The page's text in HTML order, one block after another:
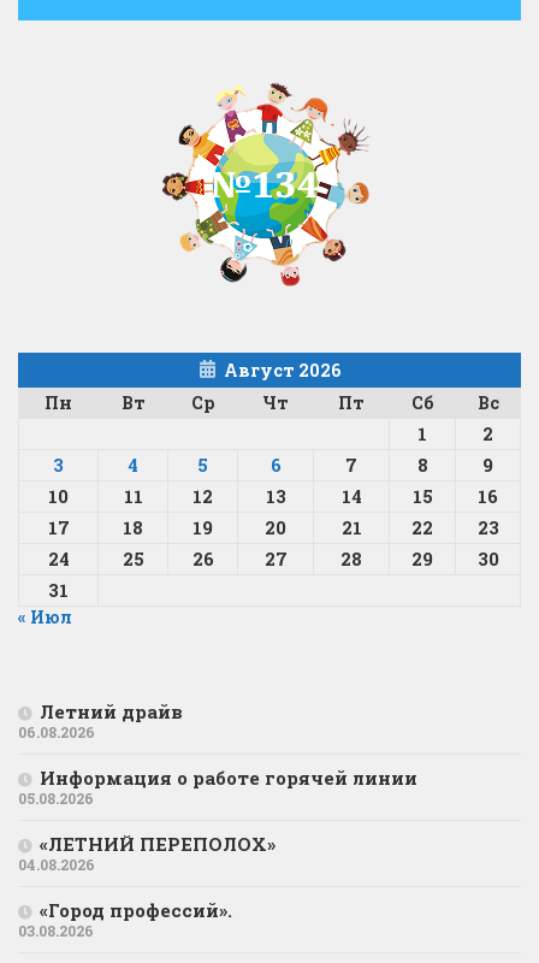
Август 2026
Пн
Вт Ср Чт Пт Сб Вс
1
2
3
4 5 6 7 8
9
10
11 12 13 14 15
16
17
18 19 20 21 22
23
24
25 26 27 28 29
30
31
« Июл
Летний драйв
06.08.2026
Информация о работе горячей линии
05.08.2026
«ЛЕТНИЙ ПЕРЕПОЛОХ»
04.08.2026
«Город профессий».
03.08.2026